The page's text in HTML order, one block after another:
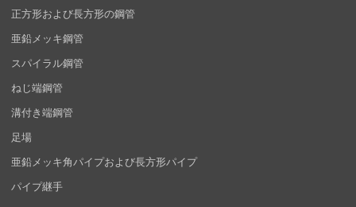
正方形および長方形の鋼管
亜鉛メッキ鋼管
スパイラル鋼管
ねじ端鋼管
溝付き端鋼管
足場
亜鉛メッキ角パイプおよび長方形パイプ
パイプ継手